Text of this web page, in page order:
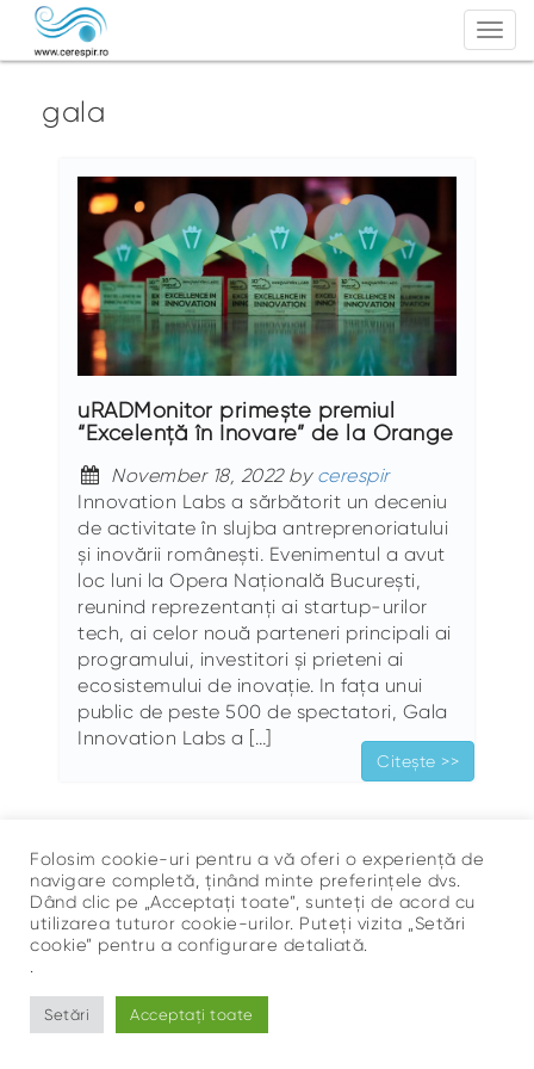
gala
uRADMonitor primește premiul
“Excelență în Inovare” de la Orange
November 18, 2022 by cerespir
Innovation Labs a sărbătorit un deceniu
de activitate în slujba antreprenoriatului
și inovării românești. Evenimentul a avut
loc luni la Opera Națională București,
reunind reprezentanți ai startup-urilor
tech, ai celor nouă parteneri principali ai
programului, investitori și prieteni ai
ecosistemului de inovație. In fața unui
public de peste 500 de spectatori, Gala
Innovation Labs a […]
Citește >>
Folosim cookie-uri pentru a vă oferi o experiență de
navigare completă, ținând minte preferințele dvs.
Dând clic pe „Acceptați toate”, sunteți de acord cu
utilizarea tuturor cookie-urilor. Puteți vizita „Setări
cookie” pentru a configurare detaliată.
.
Setări Acceptați toate